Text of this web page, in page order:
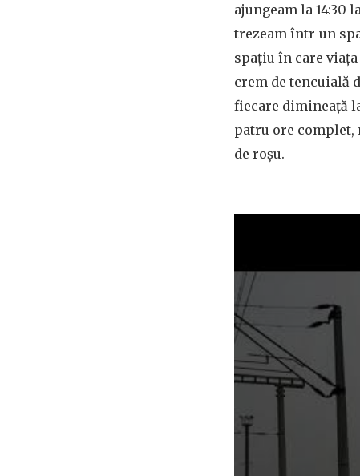
ajungeam la 14:30
trezeam într-un
spațiu în care
crem de tencuială
fiecare dimineață
patru ore complet,
de roșu.